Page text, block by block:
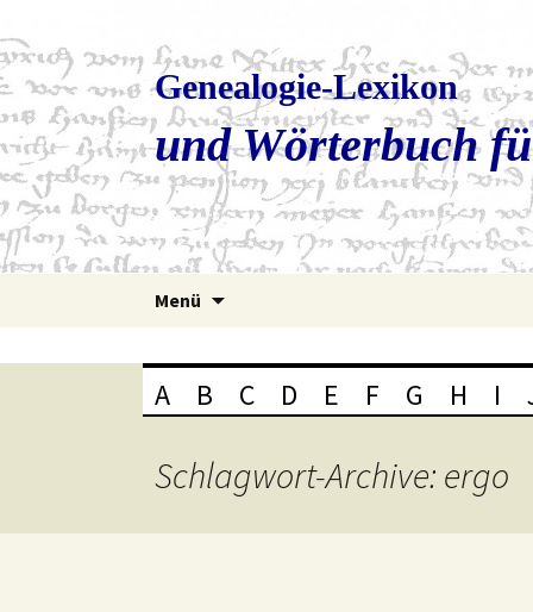
Genealogie-Lexikon
und Wörterbuch
Menü
A B C D E F G H I
Schlagwort-Archive: ergo